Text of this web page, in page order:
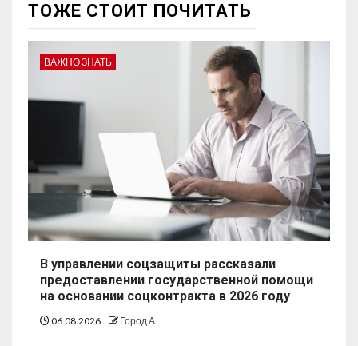
ТОЖЕ СТОИТ ПОЧИТАТЬ
ВАЖНО ЗНАТЬ
В управлении соцзащиты рассказали
предоставлении государственной помощи
на основании соцконтракта в 2026 году
06.08.2026 Город А